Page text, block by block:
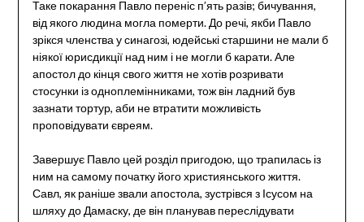
Таке покарання Павло переніс п’ять разів; бичування,
від якого людина могла померти. До речі, якби Павло
зрікся членства у синагозі, юдейські старшини не мали б
ніякої юрисдикції над ним і не могли б карати. Але
апостол до кінця свого життя не хотів розривати
стосунки із одноплемінниками, тож він ладний був
зазнати тортур, аби не втратити можливість
проповідувати євреям.
Завершує Павло цей розділ пригодою, що трапилась із
ним на самому початку його християнського життя.
Савл, як раніше звали апостола, зустрівся з Ісусом на
шляху до Дамаску, де він планував переслідувати